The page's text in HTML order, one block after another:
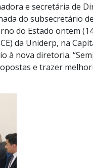
e secretária de
do subsecretário
do Estado ontem
da Uniderp, na
à nova diretoria.
e trazer